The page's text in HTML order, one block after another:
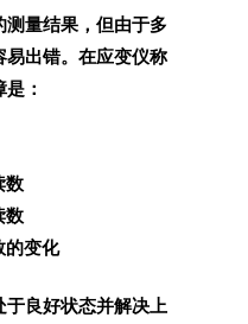
量结果，但由于多
易出错。在应变仪称
：
数
数
的变化
于良好状态并解决上